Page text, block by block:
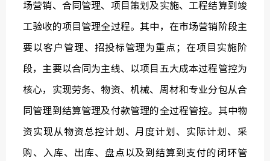
场营销、合同管理、项目策划及实施、工程结算到竣
工验收的项目管理全过程。其中，在市场营销阶段主
要以客户管理、招投标管理为重点；在项目实施阶
段，主要以合同为主线、以项目五大成本过程管控为
核心，实现劳务、物资、机械、周材和专业分包从合
同管理到结算管理及付款管理的全过程管控。其中物
资实现从物资总控计划、月度计划、实际计划、采
购、入库、出库、盘点以及到结算到支付的闭环管